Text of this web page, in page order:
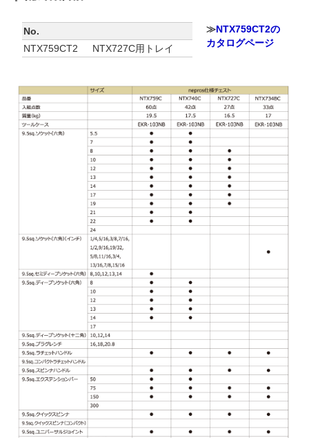
No.
NTX759CT2
NTX727C用トレイ
≫NTX759CT2の
カタログページ